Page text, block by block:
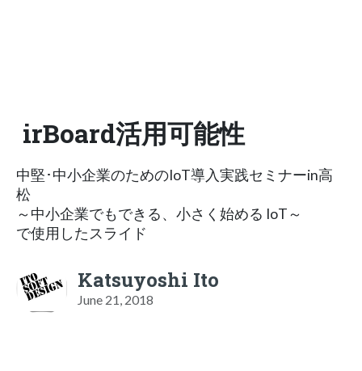
irBoard活用可能性
中堅･中小企業のためのIoT導入実践セミナーin高
松
～中小企業でもできる、小さく始める IoT～
で使用したスライド
Katsuyoshi Ito
June 21, 2018